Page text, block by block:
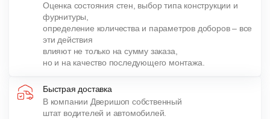
Оценка состояния стен, выбор типа конструкции и
фурнитуры,
определение количества и параметров доборов – все
эти действия
влияют не только на сумму заказа,
но и на качество последующего монтажа.
Быстрая доставка
В компании Дверишоп собственный
штат водителей и автомобилей.